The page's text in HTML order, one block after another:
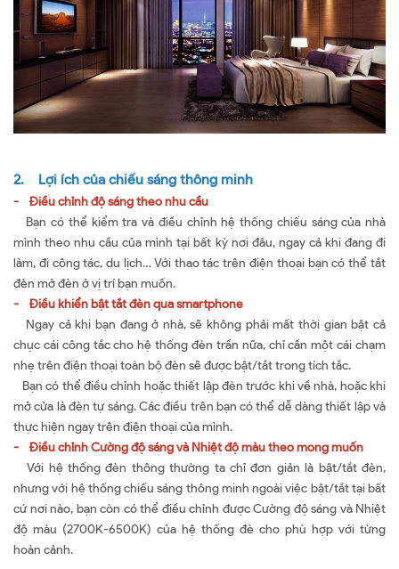
2. Lợi ích của chiếu sáng thông minh
- Điều chỉnh độ sáng theo nhu cầu
Bạn có thể kiểm tra và điều chỉnh hệ thống chiếu sáng của nhà
mình theo nhu cầu của mình tại bất kỳ nơi đâu, ngay cả khi đang đi
làm, đi công tác, du lịch… Với thao tác trên điện thoại bạn có thể tắt
đèn mở đèn ở vị trí bạn muốn.
- Điều khiển bật tắt đèn qua smartphone
Ngay cả khi bạn đang ở nhà, sẽ không phải mất thời gian bật cả
chục cái công tắc cho hệ thống đèn trần nữa, chỉ cần một cái chạm
nhẹ trên điện thoại toàn bộ đèn sẽ được bật/tắt trong tích tắc.
Bạn có thể điều chỉnh hoặc thiết lập đèn trước khi về nhà, hoặc khi
mở cửa là đèn tự sáng. Các điều trên bạn có thể dễ dàng thiết lập và
thực hiện ngay trên điện thoại của mình.
- Điều chỉnh Cường độ sáng và Nhiệt độ màu theo mong muốn
Với hệ thống đèn thông thường ta chỉ đơn giản là bật/tắt đèn,
nhưng với hệ thống chiếu sáng thông minh ngoài việc bật/tắt tại bất
cứ nơi nào, bạn còn có thể điều chỉnh được Cường độ sáng và Nhiệt
độ màu (2700K-6500K) của hệ thống đè cho phù hợp với từng
hoàn cảnh.